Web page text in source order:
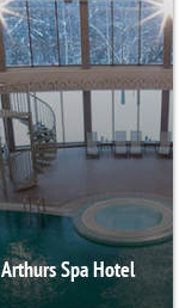
Spa Hotel